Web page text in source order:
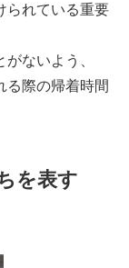
られている重要
ないよう、
る際の帰着時間
を表す